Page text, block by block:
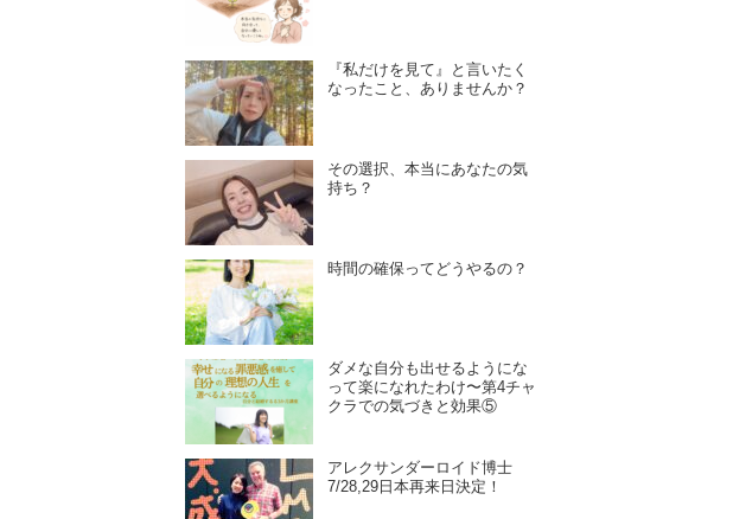
『私だけを見て』と言いたく
なったこと、ありませんか？
その選択、本当にあなたの気
持ち？
時間の確保ってどうやるの？
ダメな自分も出せるようにな
って楽になれたわけ〜第4チャ
クラでの気づきと効果⑤
アレクサンダーロイド博士
7/28,29日本再来日決定！